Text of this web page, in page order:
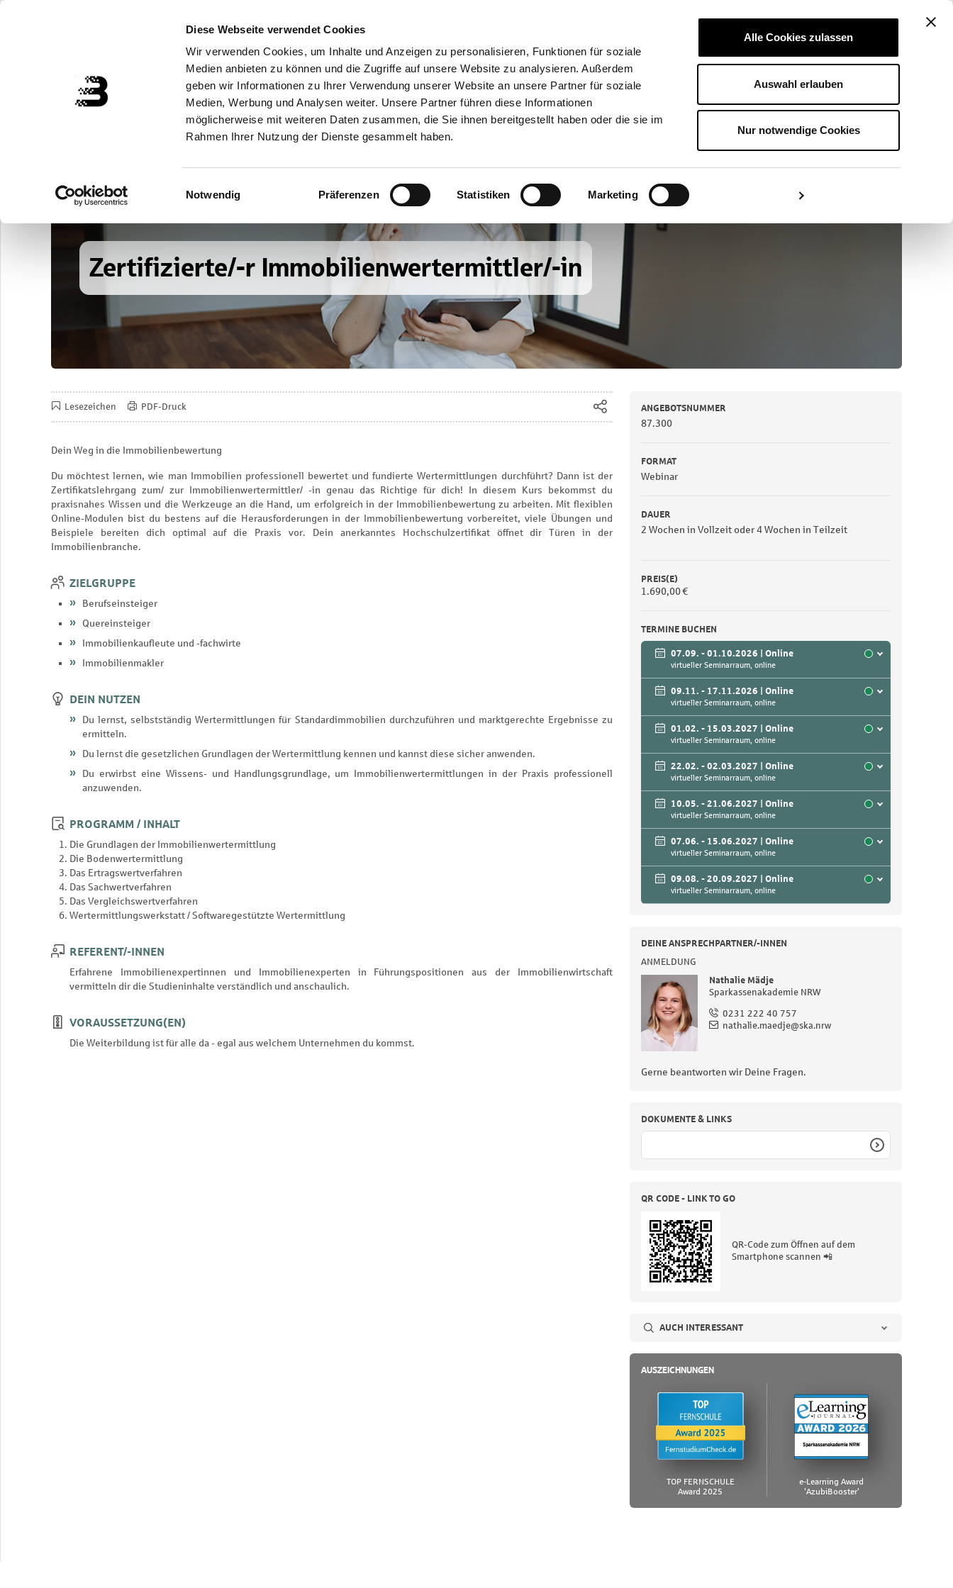
Diese Webseite verwendet Cookies
Wir verwenden Cookies, um Inhalte und Anzeigen zu personalisieren, Funktionen für soziale
Medien anbieten zu können und die Zugriffe auf unsere Website zu analysieren. Außerdem
geben wir Informationen zu Ihrer Verwendung unserer Website an unsere Partner für soziale
Medien, Werbung und Analysen weiter. Unsere Partner führen diese Informationen
möglicherweise mit weiteren Daten zusammen, die Sie ihnen bereitgestellt haben oder die sie im
Rahmen Ihrer Nutzung der Dienste gesammelt haben.
Notwendig Präferenzen Statistiken Marketing
Alle Cookies zulassen
Auswahl erlauben
Nur notwendige Cookies
LOGIN
Zertifizierte/-r Immobilienwertermittler/-in
Lesezeichen PDF-Druck
Dein Weg in die Immobilienbewertung
Du möchtest lernen, wie man Immobilien professionell bewertet und fundierte Wertermittlungen durchführt? Dann ist der
Zertifikatslehrgang zum/ zur Immobilienwertermittler/ -in genau das Richtige für dich! In diesem Kurs bekommst du
praxisnahes Wissen und die Werkzeuge an die Hand, um erfolgreich in der Immobilienbewertung zu arbeiten. Mit flexiblen
Online-Modulen bist du bestens auf die Herausforderungen in der Immobilienbewertung vorbereitet, viele Übungen und
Beispiele bereiten dich optimal auf die Praxis vor. Dein anerkanntes Hochschulzertifikat öffnet dir Türen in der
Immobilienbranche.
ZIELGRUPPE
Berufseinsteiger
Quereinsteiger
Immobilienkaufleute und -fachwirte
Immobilienmakler
DEIN NUTZEN
Du lernst, selbstständig Wertermittlungen für Standardimmobilien durchzuführen und marktgerechte Ergebnisse zu
ermitteln.
Du lernst die gesetzlichen Grundlagen der Wertermittlung kennen und kannst diese sicher anwenden.
Du erwirbst eine Wissens- und Handlungsgrundlage, um Immobilienwertermittlungen in der Praxis professionell
anzuwenden.
PROGRAMM / INHALT
Die Grundlagen der Immobilienwertermittlung
Die Bodenwertermittlung
Das Ertragswertverfahren
Das Sachwertverfahren
Das Vergleichswertverfahren
Wertermittlungswerkstatt / Softwaregestützte Wertermittlung
REFERENT/-INNEN
Erfahrene Immobilienexpertinnen und Immobilienexperten in Führungspositionen aus der Immobilienwirtschaft
vermitteln dir die Studieninhalte verständlich und anschaulich.
VORAUSSETZUNG(EN)
Die Weiterbildung ist für alle da - egal aus welchem Unternehmen du kommst.
ANGEBOTSNUMMER
87.300
FORMAT
Webinar
DAUER
2 Wochen in Vollzeit oder 4 Wochen in Teilzeit
PREIS(E)
1.690,00 €
TERMINE BUCHEN
07.09. - 01.10.2026 | Online
virtueller Seminarraum, online
09.11. - 17.11.2026 | Online
virtueller Seminarraum, online
01.02. - 15.03.2027 | Online
virtueller Seminarraum, online
22.02. - 02.03.2027 | Online
virtueller Seminarraum, online
10.05. - 21.06.2027 | Online
virtueller Seminarraum, online
07.06. - 15.06.2027 | Online
virtueller Seminarraum, online
09.08. - 20.09.2027 | Online
virtueller Seminarraum, online
DEINE ANSPRECHPARTNER/-INNEN
ANMELDUNG
Nathalie Mädje
Sparkassenakademie NRW
0231 222 40 757
nathalie.maedje@ska.nrw
Gerne beantworten wir Deine Fragen.
DOKUMENTE & LINKS
QR CODE - LINK TO GO
QR-Code zum Öffnen auf dem
Smartphone scannen 📲
AUCH INTERESSANT
AUSZEICHNUNGEN
TOP FERNSCHULE
Award 2025
e-Learning Award
'AzubiBooster'